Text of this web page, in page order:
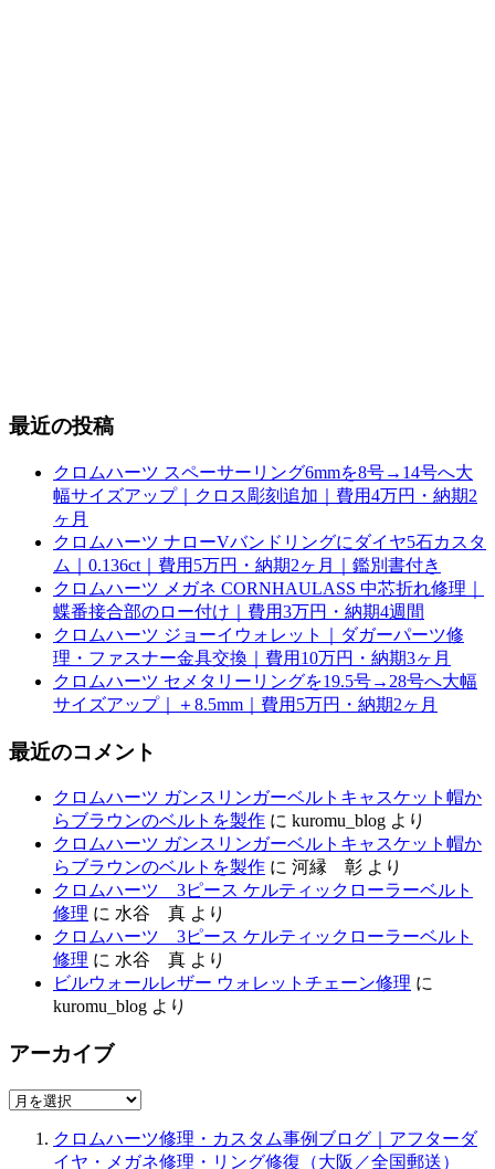
最近の投稿
クロムハーツ スペーサーリング6mmを8号→14号へ大
幅サイズアップ｜クロス彫刻追加｜費用4万円・納期2
ヶ月
クロムハーツ ナローVバンドリングにダイヤ5石カスタ
ム｜0.136ct｜費用5万円・納期2ヶ月｜鑑別書付き
クロムハーツ メガネ CORNHAULASS 中芯折れ修理｜
蝶番接合部のロー付け｜費用3万円・納期4週間
クロムハーツ ジョーイウォレット｜ダガーパーツ修
理・ファスナー金具交換｜費用10万円・納期3ヶ月
クロムハーツ セメタリーリングを19.5号→28号へ大幅
サイズアップ｜＋8.5mm｜費用5万円・納期2ヶ月
最近のコメント
クロムハーツ ガンスリンガーベルトキャスケット帽か
らブラウンのベルトを製作 に kuromu_blog より
クロムハーツ ガンスリンガーベルトキャスケット帽か
らブラウンのベルトを製作 に 河縁 彰 より
クロムハーツ 3ピース ケルティックローラーベルト
修理 に 水谷 真 より
クロムハーツ 3ピース ケルティックローラーベルト
修理 に 水谷 真 より
ビルウォールレザー ウォレットチェーン修理 に
kuromu_blog より
アーカイブ
ア
クロムハーツ修理・カスタム事例ブログ｜アフターダ
イヤ・メガネ修理・リング修復（大阪／全国郵送）